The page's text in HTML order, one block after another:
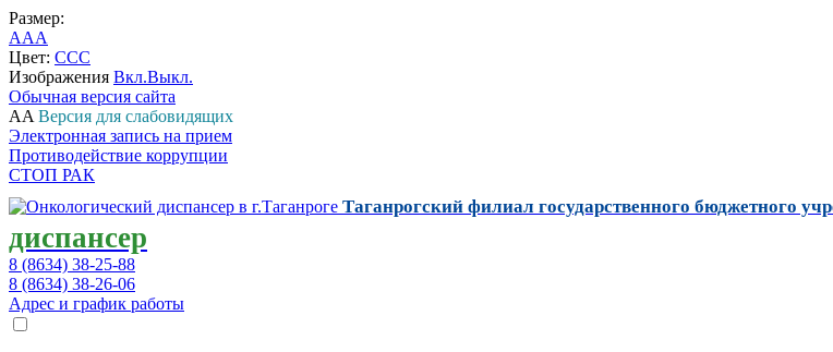
Размер:
AAA
Цвет: CCC
Изображения Вкл.Выкл.
Обычная версия сайта
AA Версия для слабовидящих
Электронная запись на прием
Противодействие коррупции
СТОП РАК
Таганрогский филиал государственного бюджетного
диспансер
8 (8634) 38-25-88
8 (8634) 38-26-06
Адрес и график работы